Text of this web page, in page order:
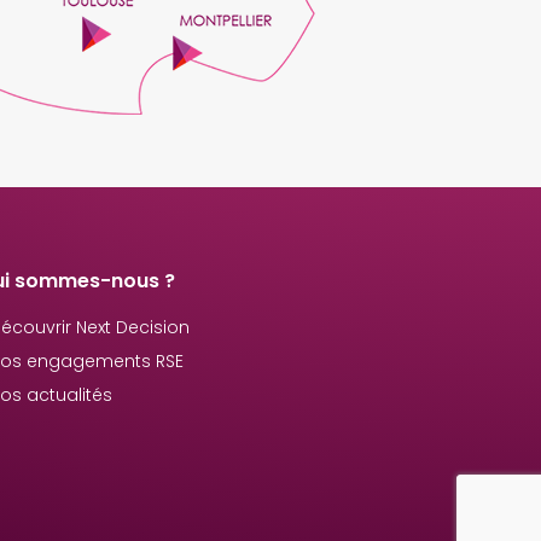
sommes-nous ?
Next Decision
engagements RSE
actualités